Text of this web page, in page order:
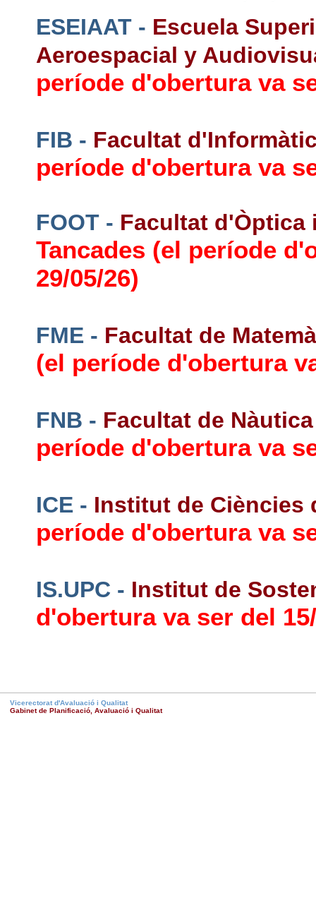
ESEIAAT - Escuela
Aeroespacial y
període d'obertura va
FIB - Facultat
període d'obertura va
FOOT - Facultat d'Òptica
Tancades (el període
29/05/26)
FME - Facultat de
(el període d'obertura
FNB - Facultat de
període d'obertura va
ICE - Institut de Ciències
període d'obertura va
IS.UPC - Institut de
d'obertura va ser del
Vicerectorat d'Avaluació i Qualitat
Gabinet de Planificació, Avaluació i Qualitat